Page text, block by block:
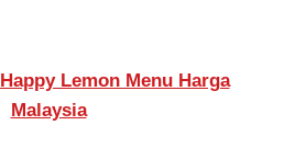
Happy Lemon Menu Harga
Malaysia